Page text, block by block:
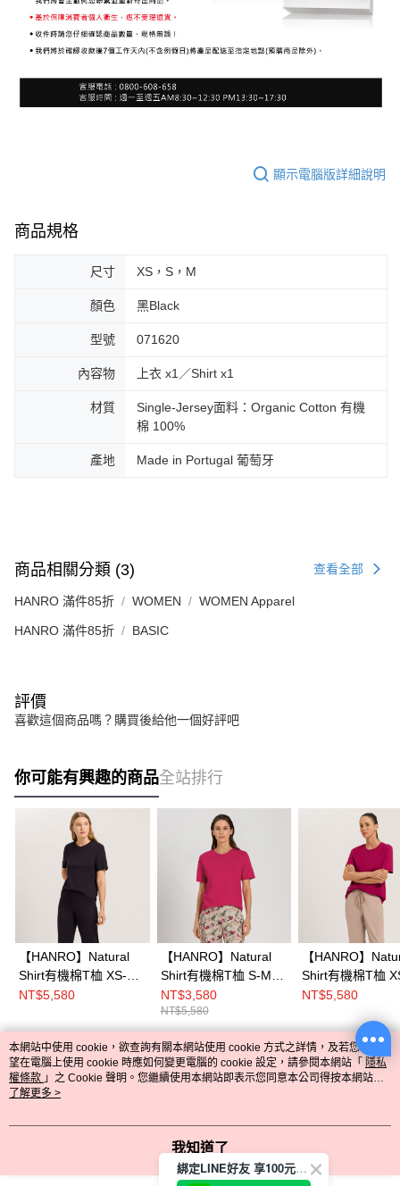
顯示電腦版詳細說明
商品規格
尺寸 XS，S，M
顏色 黑Black
型號 071620
內容物 上衣 x1／Shirt x1
材質
Single-Jersey面料：Organic Cotton 有機
棉 100%
產地 Made in Portugal 葡萄牙
商品相關分類 (3) 查看全部
HANRO 滿件85折 WOMEN WOMEN Apparel
HANRO 滿件85折 BASIC
評價
喜歡這個商品嗎？購買後給他一個好評吧
你可能有興趣的商品全站排行
【HANRO】Natural
Shirt有機棉T桖 XS-M
(黑)
NT$5,580
【HANRO】Natural
Shirt有機棉T桖 S-M
(粉紅色)
NT$3,580
NT$5,580
【HANRO】
Shirt有機棉T桖
(石榴紅)
NT$5,580
熱門標籤
本網站中使用 cookie，欲查詢有關本網站使用 cookie 方式之詳情，及若您不希
望在電腦上使用 cookie 時應如何變更電腦的 cookie 設定，請參閱本網站「 隱私
權條款 」之 Cookie 聲明。您繼續使用本網站即表示您同意本公司得按本網站使
用條款之 Cookie 聲明使用 cookie。
了解更多 >
我知道了
綁定LINE好友 享100元折價券